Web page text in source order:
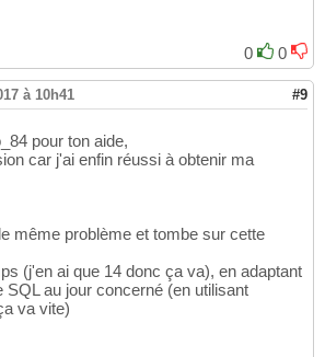
0 0
à 10h41 #9
pour ton aide,
car j'ai enfin réussi à obtenir ma
même problème et tombe sur cette
(j'en ai que 14 donc ça va), en adaptant
SQL au jour concerné (en utilisant
va vite)